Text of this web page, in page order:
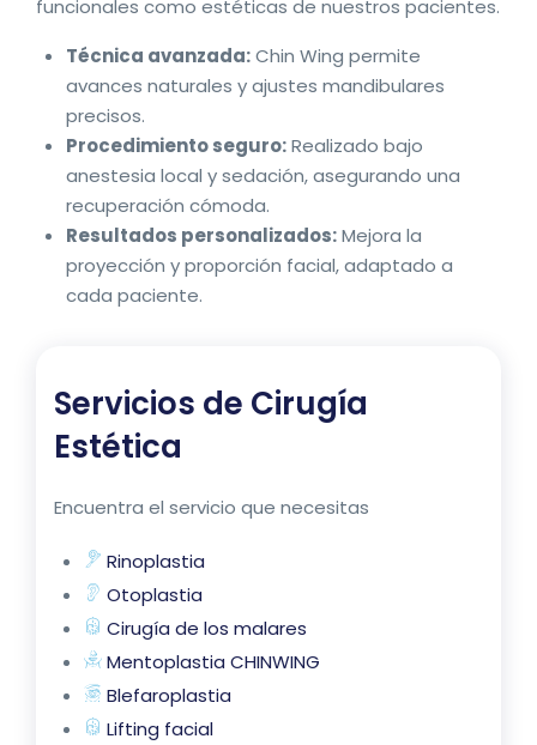
funcionales como estéticas de nuestros pacientes.
Técnica avanzada:Chin Wing permite
avances naturales y ajustes mandibulares
precisos.
Procedimiento seguro:Realizado bajo
anestesia local y sedación, asegurando una
recuperación cómoda.
Resultados personalizados:Mejora la
proyección y proporción facial, adaptado a
cada paciente.
Servicios de Cirugía
Estética
Encuentra el servicio que necesitas
Rinoplastia
Otoplastia
Cirugía de los malares
Mentoplastia CHINWING
Blefaroplastia
Lifting facial